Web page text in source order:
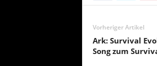
Vorheriger Artikel
Ark: Survival
Song zum